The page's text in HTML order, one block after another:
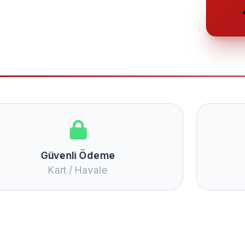
Güvenli Ödeme
Kart / Havale